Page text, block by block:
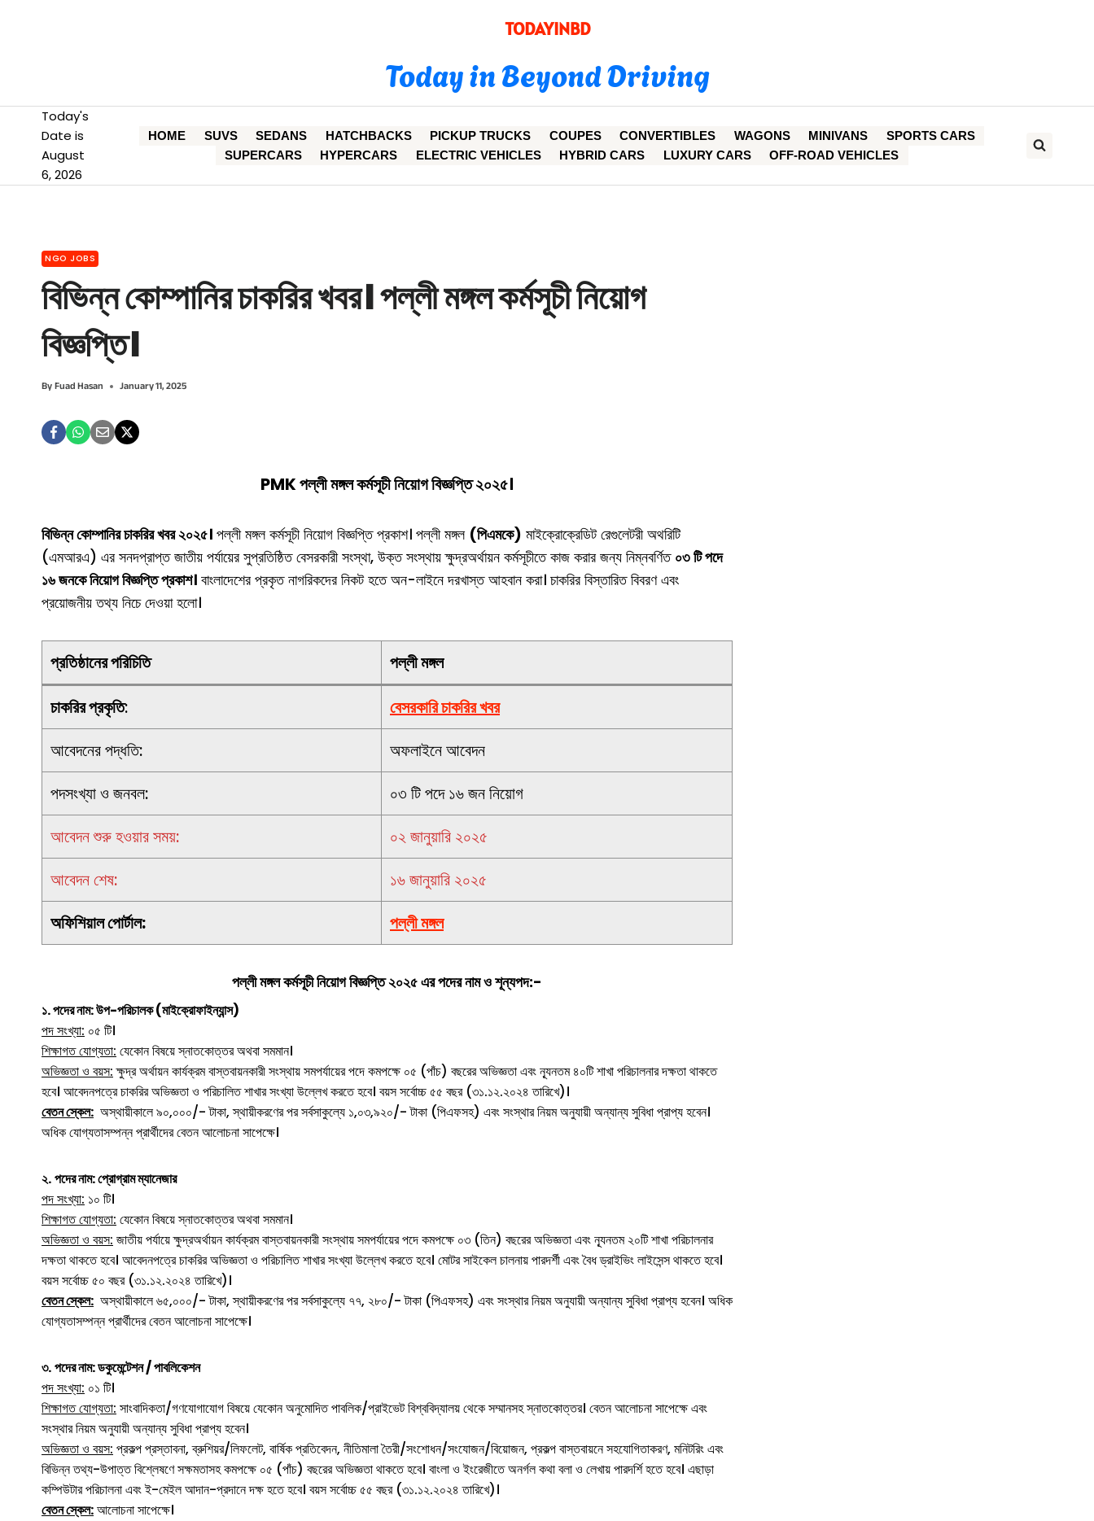
TODAYINBD
Today in Beyond Driving
Today's
Date is
August
6, 2026
HOME SUVS SEDANS HATCHBACKS PICKUP TRUCKS COUPES CONVERTIBLES WAGONS MINIVANS
SPORTS CARS
SUPERCARS
HYPERCARS ELECTRIC VEHICLES HYBRID CARS LUXURY CARS OFF-ROAD VEHICLES
NGO JOBS
বিভিন্ন কোম্পানির চাকরির খবর। পল্লী মঙ্গল কর্মসূচী নিয়োগ
বিজ্ঞপ্তি।
ByFuad Hasan January 11, 2025
PMK পল্লী মঙ্গল কর্মসূচী নিয়োগ বিজ্ঞপ্তি ২০২৫।
বিভিন্ন কোম্পানির চাকরির খবর ২০২৫। পল্লী মঙ্গল কর্মসূচী নিয়োগ বিজ্ঞপ্তি প্রকাশ। পল্লী মঙ্গল (পিএমকে) মাইক্রোক্রেডিট রেগুলেটরী অথরিটি
(এমআরএ) এর সনদপ্রাপ্ত জাতীয় পর্যায়ের সুপ্রতিষ্ঠিত বেসরকারী সংস্থা, উক্ত সংস্থায় ক্ষুদ্রঅর্থায়ন কর্মসূচীতে কাজ করার জন্য নিম্নবর্ণিত ০৩ টি পদে
১৬ জনকে নিয়োগ বিজ্ঞপ্তি প্রকাশ। বাংলাদেশের প্রকৃত নাগরিকদের নিকট হতে অন-লাইনে দরখাস্ত আহবান করা। চাকরির বিস্তারিত বিবরণ এবং
প্রয়োজনীয় তথ্য নিচে দেওয়া হলো।
প্রতিষ্ঠানের পরিচিতি
পল্লী মঙ্গল
চাকরির প্রকৃতি: বেসরকারি চাকরির খবর
আবেদনের পদ্ধতি:
অফলাইনে আবেদন
পদসংখ্যা ও জনবল:
০৩ টি পদে ১৬ জন নিয়োগ
আবেদন শুরু হওয়ার সময়:
০২ জানুয়ারি ২০২৫
আবেদন শেষ:
১৬ জানুয়ারি ২০২৫
অফিশিয়াল পোর্টাল:
পল্লী মঙ্গল
পল্লী মঙ্গল কর্মসূচী নিয়োগ বিজ্ঞপ্তি২০২৫ এর পদের নাম ও শূন্যপদ:-
১. পদের নাম: উপ-পরিচালক (মাইক্রোফাইন্যান্স)
পদ সংখ্যা: ০৫ টি।
শিক্ষাগত যোগ্যতা: যেকোন বিষয়ে স্নাতকোত্তর অথবা সমমান।
অভিজ্ঞতা ও বয়স: ক্ষুদ্র অর্থায়ন কার্যক্রম বাস্তবায়নকারী সংস্থায় সমপর্যায়ের পদে কমপক্ষে ০৫ (পাঁচ) বছরের অভিজ্ঞতা এবং ন্যূনতম ৪০টি শাখা পরিচালনার দক্ষতা থাকতে
হবে। আবেদনপত্রে চাকরির অভিজ্ঞতা ও পরিচালিত শাখার সংখ্যা উল্লেখ করতে হবে। বয়স সর্বোচ্চ ৫৫ বছর (৩১.১২.২০২৪ তারিখে)।
বেতন স্কেল: অস্থায়ীকালে ৯০,০০০/- টাকা, স্থায়ীকরণের পর সর্বসাকুল্যে ১,০৩,৯২০/- টাকা (পিএফসহ) এবং সংস্থার নিয়ম অনুযায়ী অন্যান্য সুবিধা প্রাপ্য হবেন।
অধিক যোগ্যতাসম্পন্ন প্রার্থীদের বেতন আলোচনা সাপেক্ষে।
২.পদের নাম: প্রোগ্রাম ম্যানেজার
পদ সংখ্যা: ১০ টি।
শিক্ষাগত যোগ্যতা: যেকোন বিষয়ে স্নাতকোত্তর অথবা সমমান।
অভিজ্ঞতা ও বয়স: জাতীয় পর্যায়ে ক্ষুদ্রঅর্থায়ন কার্যক্রম বাস্তবায়নকারী সংস্থায় সমপর্যায়ের পদে কমপক্ষে ০৩ (তিন) বছরের অভিজ্ঞতা এবং ন্যূনতম ২০টি শাখা পরিচালনার
দক্ষতা থাকতে হবে। আবেদনপত্রে চাকরির অভিজ্ঞতা ও পরিচালিত শাখার সংখ্যা উল্লেখ করতে হবে। মোটর সাইকেল চালনায় পারদর্শী এবং বৈধ ড্রাইভিং লাইসেন্স থাকতে হবে।
বয়স সর্বোচ্চ ৫০ বছর (৩১.১২.২০২৪ তারিখে)।
বেতন স্কেল: অস্থায়ীকালে ৬৫,০০০/- টাকা, স্থায়ীকরণের পর সর্বসাকুল্যে ৭৭, ২৮০/- টাকা (পিএফসহ) এবং সংস্থার নিয়ম অনুযায়ী অন্যান্য সুবিধা প্রাপ্য হবেন। অধিক
যোগ্যতাসম্পন্ন প্রার্থীদের বেতন আলোচনা সাপেক্ষে।
৩.পদের নাম: ডকুমেন্টেশন / পাবলিকেশন
পদ সংখ্যা: ০১ টি।
শিক্ষাগত যোগ্যতা: সাংবাদিকতা/গণযোগাযোগ বিষয়ে যেকোন অনুমোদিত পাবলিক/প্রাইভেট বিশ্ববিদ্যালয় থেকে সম্মানসহ স্নাতকোত্তর। বেতন আলোচনা সাপেক্ষে এবং
সংস্থার নিয়ম অনুযায়ী অন্যান্য সুবিধা প্রাপ্য হবেন।
অভিজ্ঞতা ও বয়স: প্রকল্প প্রস্তাবনা, ব্রুশিয়র/লিফলেট, বার্ষিক প্রতিবেদন, নীতিমালা তৈরী/সংশোধন/সংযোজন/বিয়োজন, প্রকল্প বাস্তবায়নে সহযোগিতাকরণ, মনিটরিং এবং
বিভিন্ন তথ্য-উপাত্ত বিশ্লেষণে সক্ষমতাসহ কমপক্ষে ০৫ (পাঁচ) বছরের অভিজ্ঞতা থাকতে হবে। বাংলা ও ইংরেজীতে অনর্গল কথা বলা ও লেখায় পারদর্শি হতে হবে। এছাড়া
কম্পিউটার পরিচালনা এবং ই-মেইল আদান-প্রদানে দক্ষ হতে হবে। বয়স সর্বোচ্চ ৫৫ বছর (৩১.১২.২০২৪ তারিখে)।
বেতন স্কেল:আলোচনা সাপেক্ষে।